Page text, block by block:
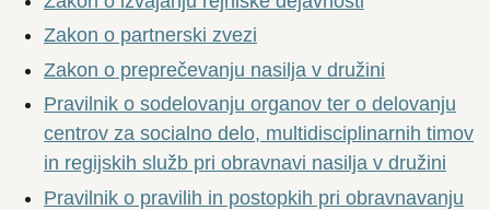
Zakon o partnerski zvezi
Zakon o preprečevanju nasilja v družini
Pravilnik o sodelovanju organov ter o delovanju
centrov za socialno delo, multidisciplinarnih timov
in regijskih služb pri obravnavi nasilja v družini
Pravilnik o pravilih in postopkih pri obravnavanju